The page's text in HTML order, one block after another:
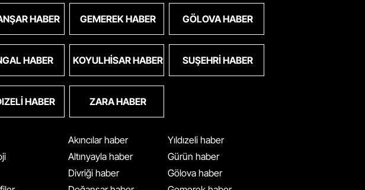
HABER GEMEREK HABER GÖLOVA HABER
HABER KOYULHISAR HABER SUŞEHRI HABER
HABER ZARA HABER
Akıncılar haber
Altınyayla haber
Divriği haber
Yıldızeli haber
Gürün haber
Gölova haber